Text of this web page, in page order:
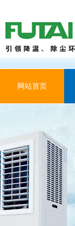
网站首页